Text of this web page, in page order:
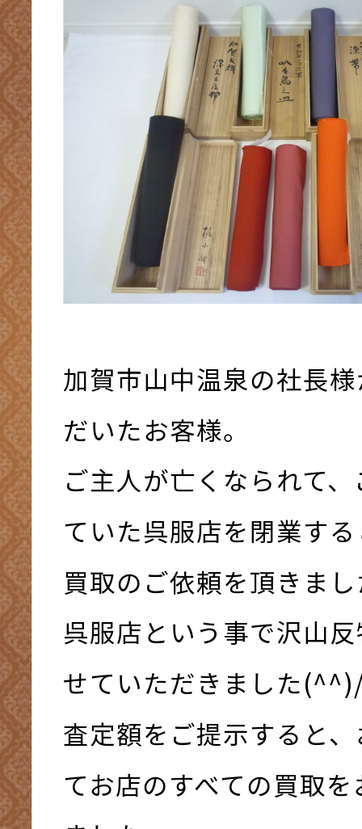
加賀市山中温泉の社長
だいたお客様。
ご主人が亡くなられて
ていた呉服店を閉業す
買取のご依頼を頂きま
呉服店という事で沢山
せていただきました
査定額をご提示すると
てお店のすべての買取